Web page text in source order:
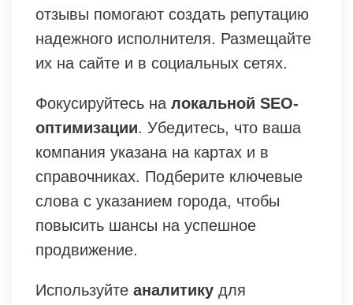
отзывы помогают создать репутацию
надежного исполнителя. Размещайте
их на сайте и в социальных сетях.
Фокусируйтесь на локальной SEO-
оптимизации. Убедитесь, что ваша
компания указана на картах и в
справочниках. Подберите ключевые
слова с указанием города, чтобы
повысить шансы на успешное
продвижение.
Используйте аналитику для